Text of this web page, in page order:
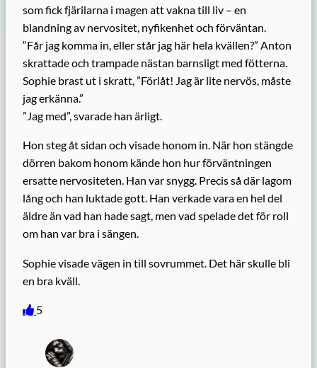
som fick fjärilarna i magen att vakna till liv – en
blandning av nervositet, nyfikenhet och förväntan.
“Får jag komma in, eller står jag här hela kvällen?” Anton
skrattade och trampade nästan barnsligt med fötterna.
Sophie brast ut i skratt, ”Förlåt! Jag är lite nervös, måste
jag erkänna.”
”Jag med”, svarade han ärligt.
Hon steg åt sidan och visade honom in. När hon stängde
dörren bakom honom kände hon hur förväntningen
ersatte nervositeten. Han var snygg. Precis så där lagom
lång och han luktade gott. Han verkade vara en hel del
äldre än vad han hade sagt, men vad spelade det för roll
om han var bra i sängen.
Sophie visade vägen in till sovrummet. Det här skulle bli
en bra kväll.
5